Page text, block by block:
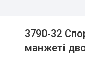
3790-32
манжеті